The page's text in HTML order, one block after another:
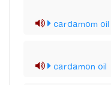
cardamom oil
cardamon oil